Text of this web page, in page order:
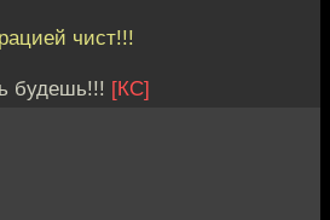
чист!!!
будешь!!! [КС]